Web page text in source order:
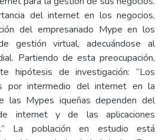
del internet en los negocios,
del empresariado Mype en los
gestión virtual, adecuándose al
Partiendo de esta preocupación,
hipótesis de investigación: “Los
por intermedio del internet en la
las Mypes iqueñas dependen del
internet y de las aplicaciones
La población en estudio está